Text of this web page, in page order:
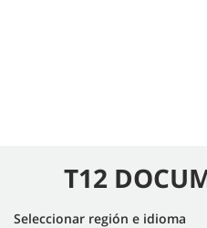
T12
Seleccionar región e idioma